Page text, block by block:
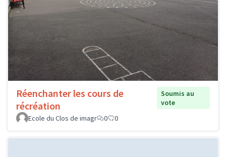
Réenchanter les cours de
récréation
Soumis au
vote
Ecole du Clos de imagr
0 0